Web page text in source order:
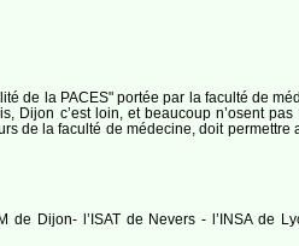
de la PACES" portée par la faculté de
c’est loin, et beaucoup n’osent
de la faculté de médecine, doit permettre
Dijon- l’ISAT de Nevers - l’INSA de